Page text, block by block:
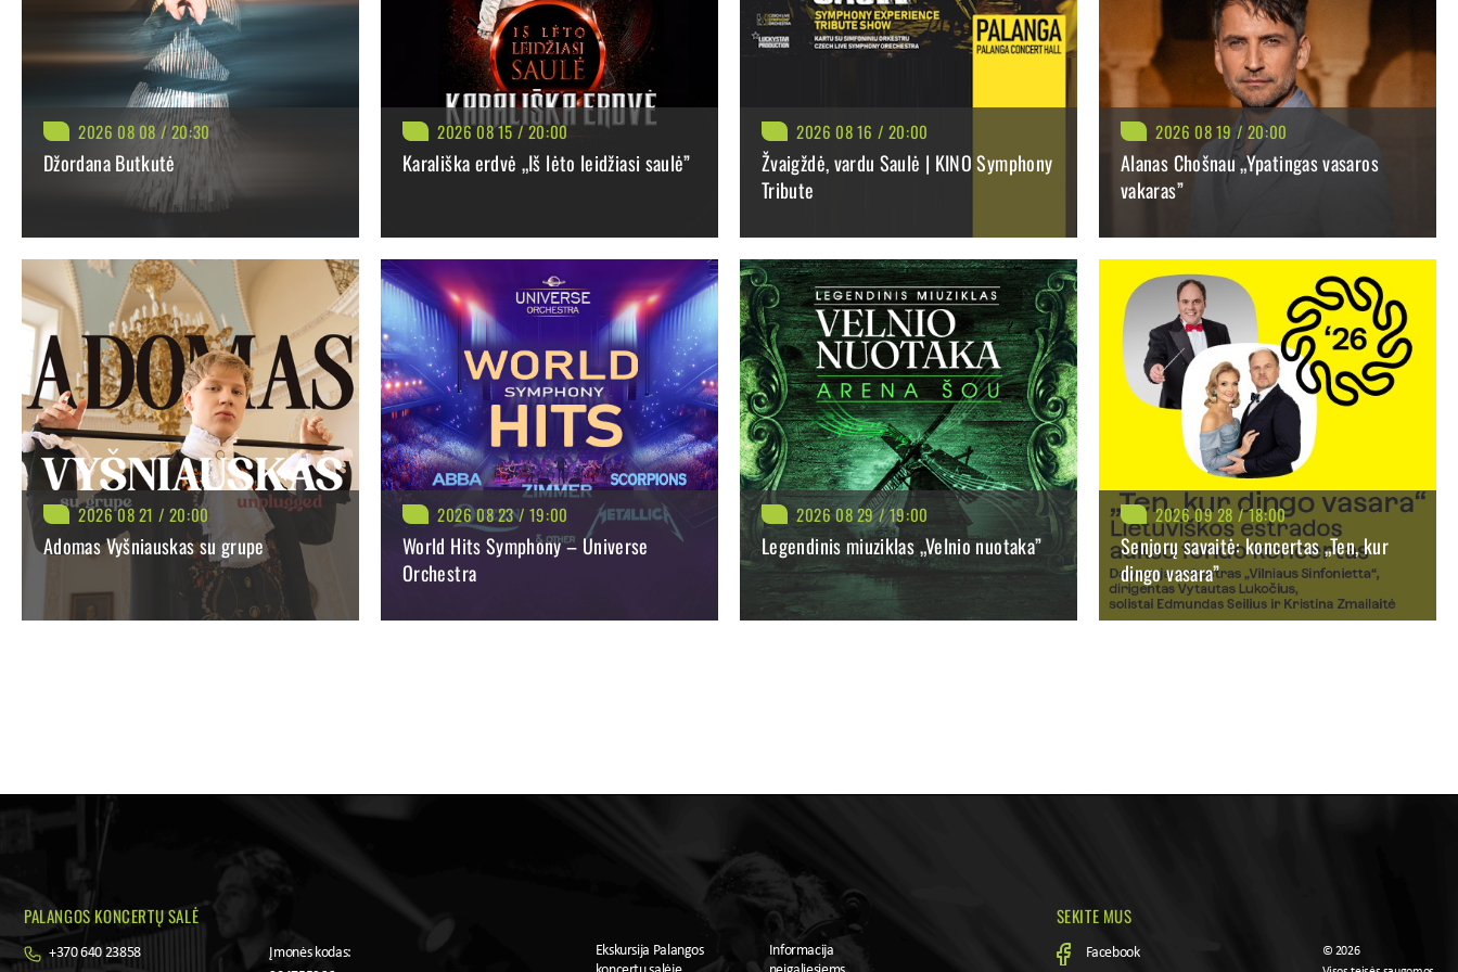
Koncerte nuskamba Giacomo Puccini „O mio babbino caro“, Georges Bizet „Habanera“… Klasika, kurią visuomet rasi „Dvidešimties gražiausių pasaulio arijų“ rinkinyje. Ir Asmik Grigorian
atlikime norisi to klausytis amžinai. Tačiau čia – ir Lady Gaga „Shallow“, ir Sting „Moon over Bourbon Street“… Tai, ko mažiausiai lauki iš pasaulinio garso operos solistės pasirodymo.
Prie „A Diva is Born“ pasakojimo savo talentu prisideda: virtuoziškas pianistas Hyung-ki Joo, taikliai ir vizualiai šou detales į vieną paveikslą sudėliojusi režisierė Dalia Ibelhauptaitė, garso
režisierius Philipp Treiber, šviesų dailininkas Andrius Stasiulis, videografas, animacijos dailininkas Linartas Urniežis, dizaineris Aurimas Kadzevičius ir prodiuserinė kompanija „Promostar“.
2026 08 08 / 20:30
Džordana Butkutė
BILIETAI NUO: 35.00 €
PIRKTI PLAČIAU
2026 08 15 / 20:00
Karališka erdvė „Iš lėto leidžiasi saulė”
PIRKTI PLAČIAU
2026 08 16 / 20:00
Žvaigždė, vardu Saulė | KINO Symphony
Tribute
BILIETAI NUO: 37.70 €
PIRKTI PLAČIAU
2026 08 19 / 20:00
Alanas Chošnau „Ypatingas vasaros
vakaras”
BILIETAI NUO: 49.20 €
PIRKTI PLAČIAU
2026 08 21 / 20:00
Adomas Vyšniauskas su grupe
BILIETAI NUO: 50.90 €
2026 08 23 / 19:00
World Hits Symphony – Universe
Orchestra
BILIETAI NUO: 23.70 €
2026 08 29 / 19:00
Legendinis miuziklas „Velnio nuotaka”
BILIETAI NUO: 41.50 €
2026 09 28 / 18:00
Senjorų savaitė: koncertas „Ten, kur
dingo vasara”
BILIETAI NUO: 14.00 €
PALANGOS KONCERTŲ SALĖ
+370 640 23858
Įmonės kodas:
Ekskursija Palangos
Informacija
SEKITE MUS
Facebook
© 2026